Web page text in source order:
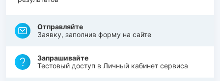
Отправляйте
Заявку, заполнив форму на сайте
Запрашивайте
Тестовый доступ в Личный кабинет сервиса